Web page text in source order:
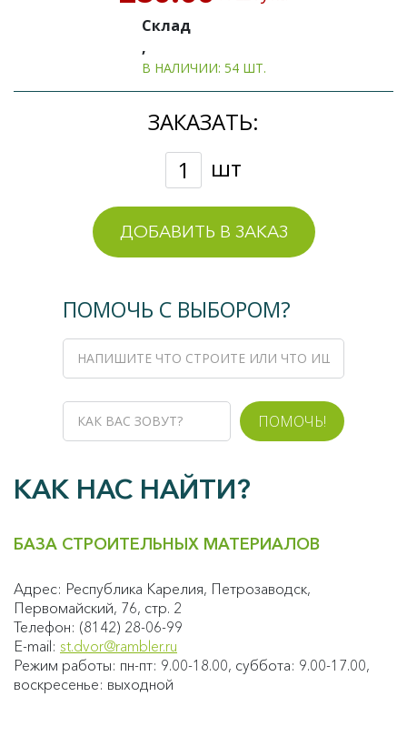
Склад
,
В НАЛИЧИИ: 54 ШТ.
ЗАКАЗАТЬ:
шт
ДОБАВИТЬ В ЗАКАЗ
ПОМОЧЬ С ВЫБОРОМ?
ПОМОЧЬ!
КАК НАС НАЙТИ?
БАЗА СТРОИТЕЛЬНЫХ МАТЕРИАЛОВ
Адрес: Республика Карелия, Петрозаводск,
Первомайский, 76, стр. 2
Телефон: (8142) 28-06-99
E-mail: st.dvor@rambler.ru
Режим работы: пн-пт: 9.00-18.00, суббота: 9.00-17.00,
воскресенье: выходной